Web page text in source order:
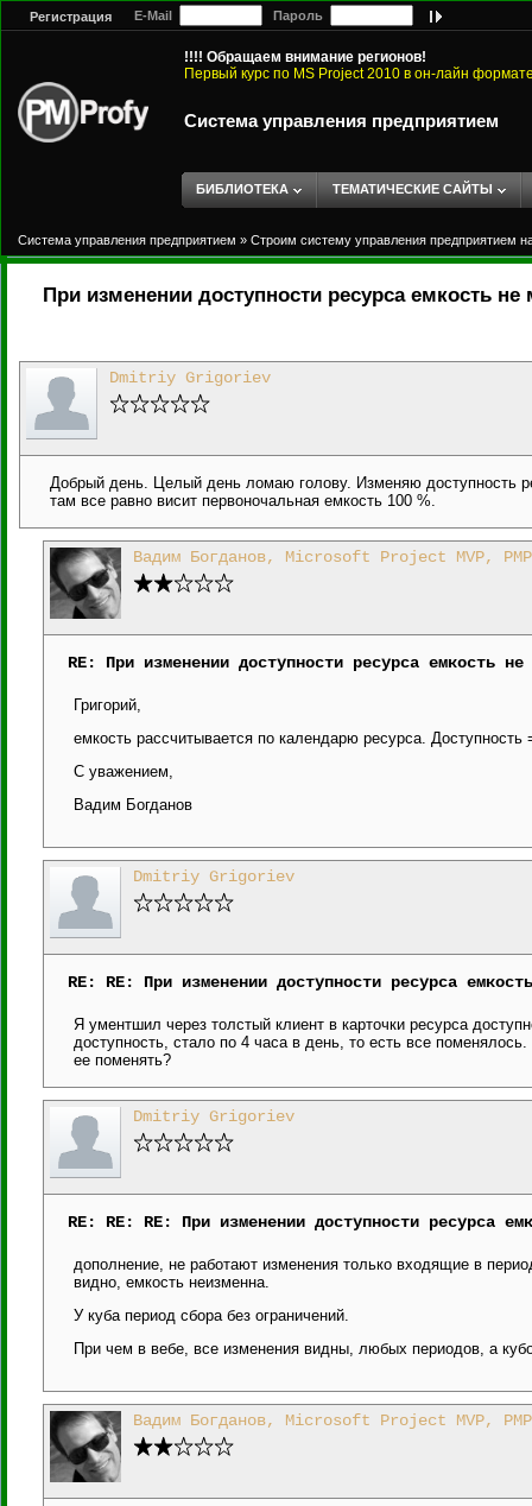
Регистрация E-Mail Пароль
!!!! Обращаем внимание регионов!
Первый курс по MS Project 2010 в он-лайн
Система управления предприятием
БИБЛИОТЕКА ТЕМАТИЧЕСКИЕ САЙТЫ
Система управления предприятием » Строим систему управления предприятием
При изменении доступности ресурса емкость не
Dmitriy Grigoriev
Добрый день. Целый день ломаю голову. Изменяю доступность
там все равно висит первоночальная емкость 100 %.
Вадим Богданов, Microsoft Project MVP,
RE: При изменении доступности ресурса емкость не
Григорий,
емкость рассчитывается по календарю ресурса. Доступность
С уважением,
Вадим Богданов
Dmitriy Grigoriev
RE: RE: При изменении доступности ресурса
Я ументшил через толстый клиент в карточки ресурса
доступность, стало по 4 часа в день, то есть все
ее поменять?
Dmitriy Grigoriev
RE: RE: RE: При изменении доступности ресурса
дополнение, не работают изменения только входящие в
видно, емкость неизменна.
У куба период сбора без ограничений.
При чем в вебе, все изменения видны, любых периодов, а
Вадим Богданов, Microsoft Project MVP,